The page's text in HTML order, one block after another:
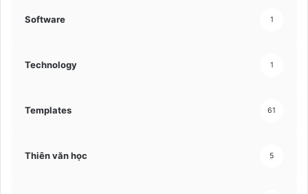
Software 1
Technology 1
Templates 61
Thiên văn học 5